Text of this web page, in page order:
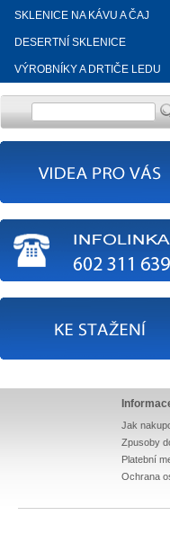
SKLENICE NA KÁVU A ČAJ
DESERTNÍ SKLENICE
VÝROBNÍKY A DRTIČE LEDU
Jak
Zpusoby
Platební
Ochrana